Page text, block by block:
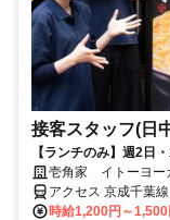
接客スタッフ(日
【ランチのみ】週2日
中！壱角家 イトーヨー
アクセス 京成千葉
歩約11分、ＪＲ京葉
時給1,200円～1,500